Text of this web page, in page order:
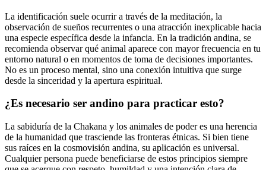
La identificación suele ocurrir a través de la meditación, la
observación de sueños recurrentes o una atracción inexplicable hacia
una especie específica desde la infancia. En la tradición andina, se
recomienda observar qué animal aparece con mayor frecuencia en tu
entorno natural o en momentos de toma de decisiones importantes.
No es un proceso mental, sino una conexión intuitiva que surge
desde la sinceridad y la apertura espiritual.
¿Es necesario ser andino para practicar esto?
La sabiduría de la Chakana y los animales de poder es una herencia
de la humanidad que trasciende las fronteras étnicas. Si bien tiene
sus raíces en la cosmovisión andina, su aplicación es universal.
Cualquier persona puede beneficiarse de estos principios siempre